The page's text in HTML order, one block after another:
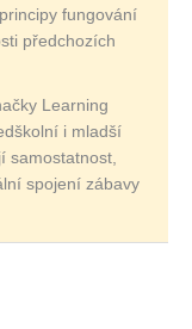
fungování
předchozích
Learning
i mladší
samostatnost,
spojení zábavy